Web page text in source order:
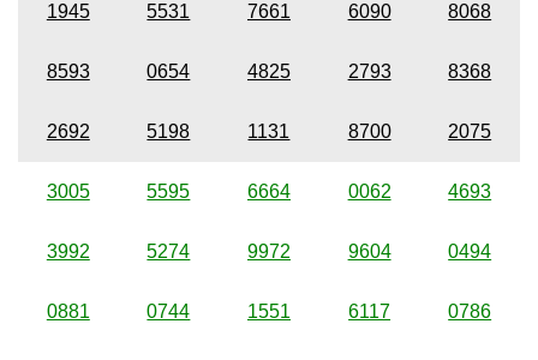
1945 5531 7661 6090 8068
8593 0654 4825 2793 8368
2692 5198 1131 8700 2075
3005 5595 6664 0062 4693
3992 5274 9972 9604 0494
0881 0744 1551 6117 0786